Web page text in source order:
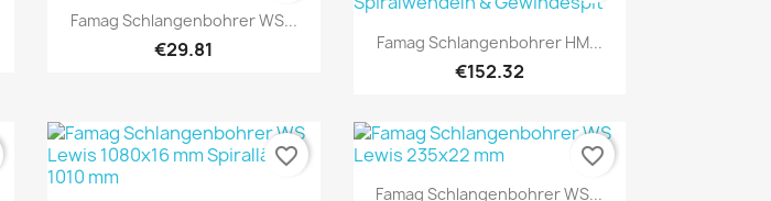
Quick view
Famag Schlangenbohrer WS...
€29.81 Quick view
Famag Schlangenbohrer HM...
€152.32
favorite_border
Quick view
Famag Schlangenbohrer WS...
favorite_border